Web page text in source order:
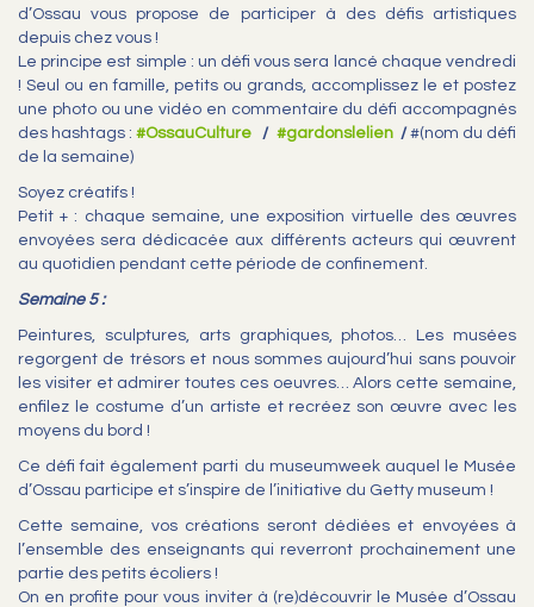
d’Ossau vous propose de participer à des défis artistiques
depuis chez vous !
Le principe est simple : un défi vous sera lancé chaque vendredi
! Seul ou en famille, petits ou grands, accomplissez le et postez
une photo ou une vidéo en commentaire du défi accompagnés
des hashtags :#OssauCulture / #gardonslelien/ #(nom du défi
de la semaine)
Soyez créatifs !
Petit + : chaque semaine, une exposition virtuelle des œuvres
envoyées sera dédicacée aux différents acteurs qui œuvrent
au quotidien pendant cette période de confinement.
Semaine 5 :
Peintures, sculptures, arts graphiques, photos… Les musées
regorgent de trésors et nous sommes aujourd’hui sans pouvoir
les visiter et admirer toutes ces oeuvres… Alors cette semaine,
enfilez le costume d’un artiste et recréez son œuvre avec les
moyens du bord !
Ce défi fait également parti du museumweek auquel le Musée
d’Ossau participe et s’inspire de l’initiative du Getty museum !
Cette semaine, vos créations seront dédiées et envoyées à
l’ensemble des enseignants qui reverront prochainement une
partie des petits écoliers !
On en profite pour vous inviter à (re)découvrir le Musée d’Ossau